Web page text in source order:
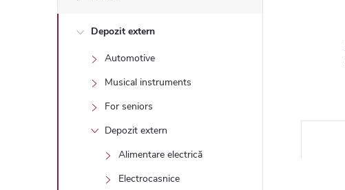
Depozit extern
Automotive
Musical instruments
For seniors
Depozit extern
Alimentare electrică
Electrocasnice